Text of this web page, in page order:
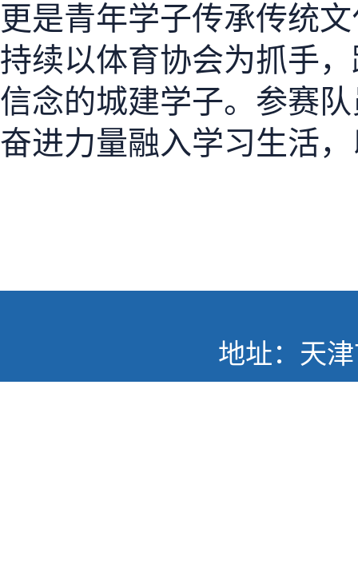
更是青年学子传承传统
持续以体育协会为抓手
信念的城建学子。参赛
奋进力量融入学习生活
地址：天